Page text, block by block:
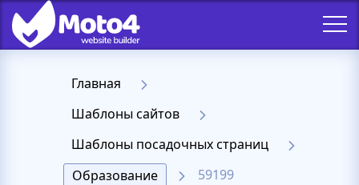
Главная
Шаблоны сайтов
Шаблоны посадочных страниц
Образование
59199